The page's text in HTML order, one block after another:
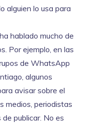
alguien lo usa para
hablado mucho de
Por ejemplo, en las
de WhatsApp
algunos
avisar sobre el
medios, periodistas
publicar. No es